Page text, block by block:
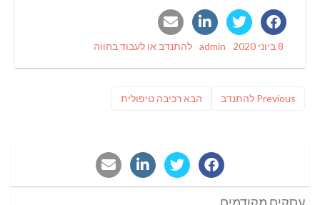
Posted
8 ביוני 2020 Author
admin
Categories
להתנדב או לעבוד בחווה
Previous
Previous
להתנדב הבאפוסט
רכיבה טיפולית